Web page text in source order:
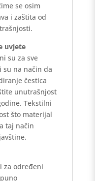
se osim
i zaštita od
uvjete
su za sve
su na način da
čestica
unutrašnjost
Tekstilni
što materijal
taj način
za određeni